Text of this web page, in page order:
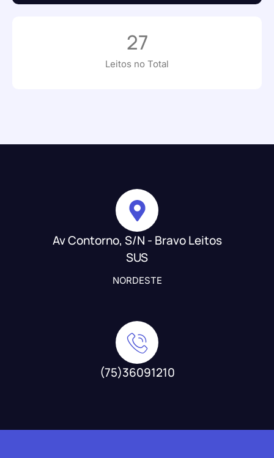
Leitos no Total
27
Av Contorno, S/N - Bravo Leitos
SUS
NORDESTE
(75)36091210